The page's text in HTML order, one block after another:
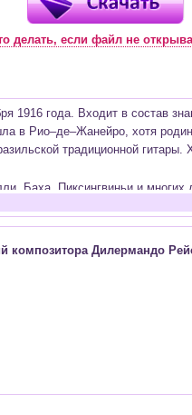
делать, если файл не
1916 года. Входит в состав
в Рио–де–Жанейро, хотя
традиционной гитары.
Баха, Пиксингвиньи и
и лучшие произведения.
гитара Дилермандо Рейса». За
и «Dois Destinos» обрели
аранжировщика
Рейс). Уже в 15 лет
скрипача Левино да
период в Рио–де–Жанейро он
Жуселину Кубичек. Много
композитора Дилермандо